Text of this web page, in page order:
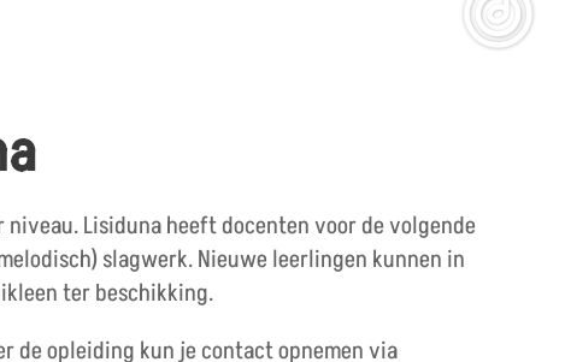
Lisiduna heeft docenten voor de volgende
slagwerk. Nieuwe leerlingen kunnen in
ter beschikking.
de opleiding kun je contact opnemen via